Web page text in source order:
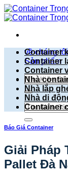
Bỏ
qua
dung
về chúng tôi
Sản phẩm
Tìm
kiếm:
Tìm
kiếm:
Container
Container
Container
Nhà
Nhà lắp
Nhà di
Container
Báo Giá Container
Giải Pháp
Pallet Đà